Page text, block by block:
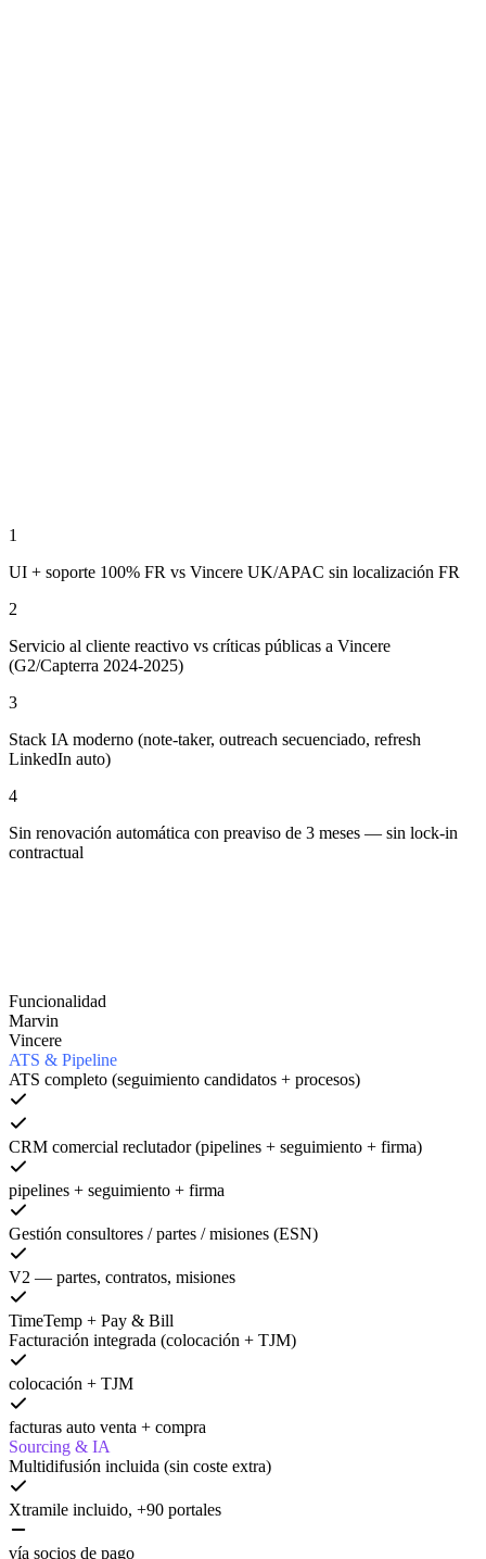
1
UI + soporte 100% FR vs Vincere UK/APAC sin localización FR
2
Servicio al cliente reactivo vs críticas públicas a Vincere
(G2/Capterra 2024-2025)
3
Stack IA moderno (note-taker, outreach secuenciado, refresh
LinkedIn auto)
4
Sin renovación automática con preaviso de 3 meses — sin lock-in
contractual
Funcionalidad
Marvin
Vincere
ATS & Pipeline
ATS completo (seguimiento candidatos + procesos)
CRM comercial reclutador (pipelines + seguimiento + firma)
pipelines + seguimiento + firma
Gestión consultores / partes / misiones (ESN)
V2 — partes, contratos, misiones
TimeTemp + Pay & Bill
Facturación integrada (colocación + TJM)
colocación + TJM
facturas auto venta + compra
Sourcing & IA
Multidifusión incluida (sin coste extra)
Xtramile incluido, +90 portales
vía socios de pago